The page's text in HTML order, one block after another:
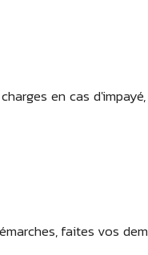
en cas
faites vos